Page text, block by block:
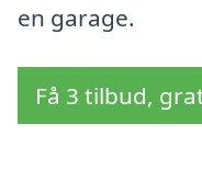
en garage.
Få 3 tilbud,